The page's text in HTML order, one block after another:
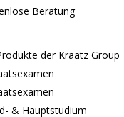
Beratung
der Kraatz Group
& Hauptstudium